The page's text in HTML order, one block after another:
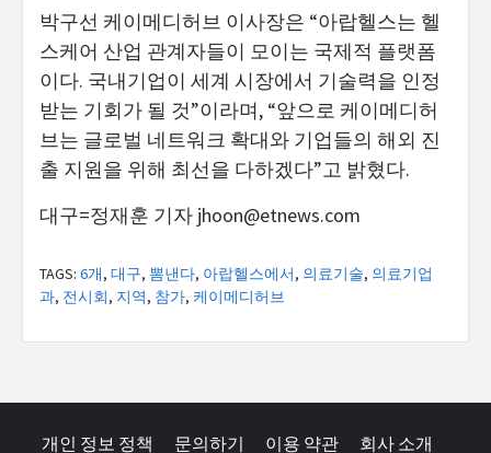
박구선 케이메디허브 이사장은 “아랍헬스는 헬
스케어 산업 관계자들이 모이는 국제적 플랫폼
이다. 국내기업이 세계 시장에서 기술력을 인정
받는 기회가 될 것”이라며, “앞으로 케이메디허
브는 글로벌 네트워크 확대와 기업들의 해외 진
출 지원을 위해 최선을 다하겠다”고 밝혔다.
대구=정재훈 기자 jhoon@etnews.com
TAGS: 6개, 대구, 뽐낸다, 아랍헬스에서, 의료기술, 의료기업
과, 전시회, 지역, 참가, 케이메디허브
개인 정보 정책 문의하기 이용 약관 회사 소개